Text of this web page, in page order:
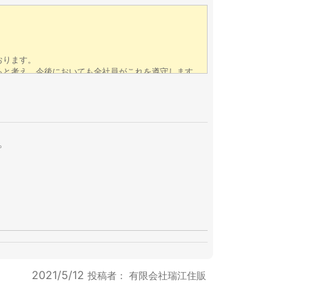
2021/5/12 投稿者： 有限会社瑞江住販